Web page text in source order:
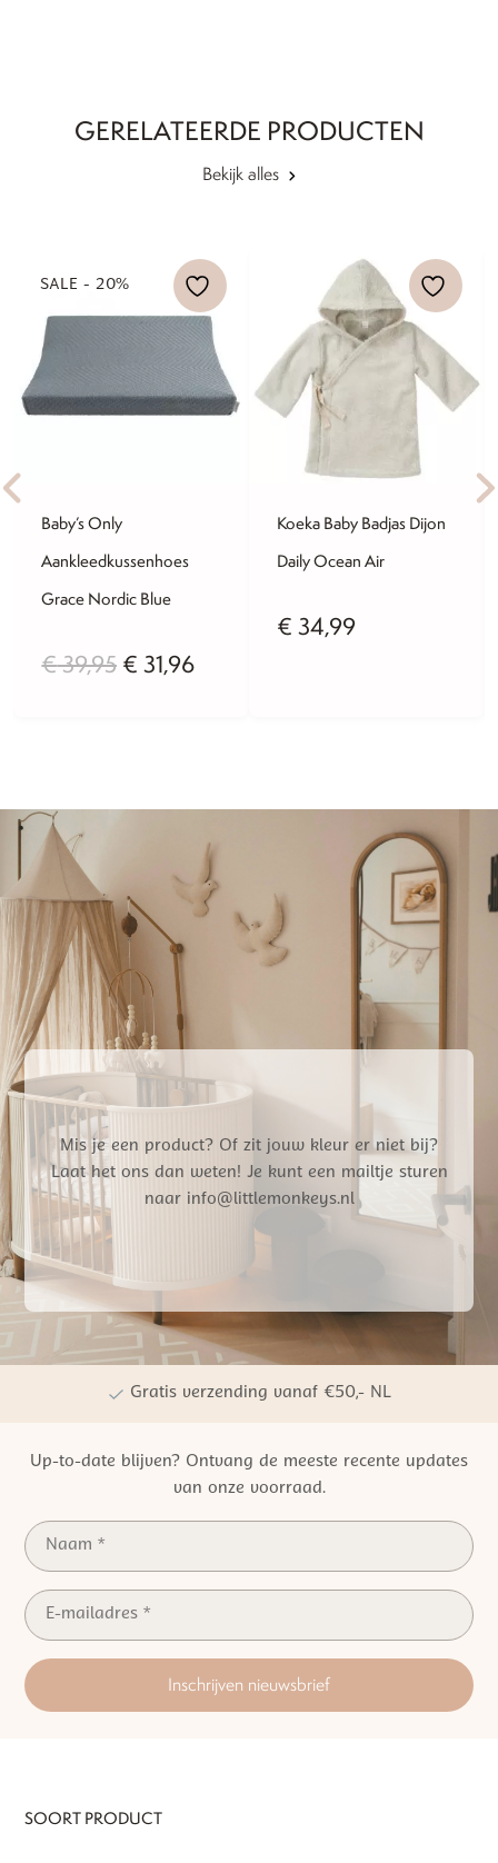
GERELATEERDE PRODUCTEN
Bekijk alles
SALE - 20%
Baby’s Only
Aankleedkussenhoes
Grace Nordic Blue
€39,95 Oorspronkelijke
€ 39,95.
€ 31,96Huidige
€ 31,96.
Koeka Baby Badjas Dijon
Daily Ocean Air
€ 34,99
Mis je een product? Of zit jouw kleur er niet bij?
Laat het ons dan weten! Je kunt een mailtje sturen
naar info@littlemonkeys.nl
Gratis verzending vanaf €50,- NL
Kwaliteit | Veiligheid | Duurzaamheid
Up-to-date blijven? Ontvang de meeste recente updates
van onze voorraad.
Inschrijven nieuwsbrief
SOORT PRODUCT